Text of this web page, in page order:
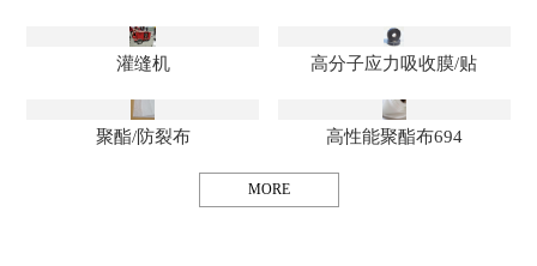
灌缝机 高分子应力吸收膜/贴
聚酯/防裂布 高性能聚酯布694
MORE